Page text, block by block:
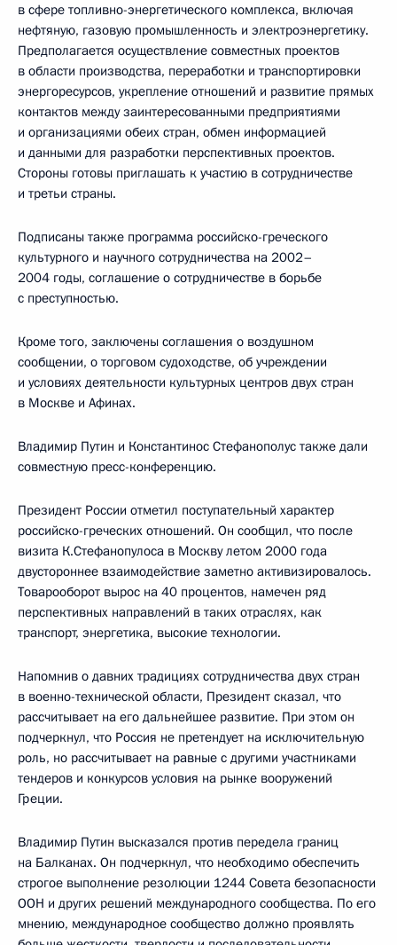
в сфере топливно-энергетического комплекса, включая
нефтяную, газовую промышленность и электроэнергетику.
Предполагается осуществление совместных проектов
в области производства, переработки и транспортировки
энергоресурсов, укрепление отношений и развитие прямых
контактов между заинтересованными предприятиями
и организациями обеих стран, обмен информацией
и данными для разработки перспективных проектов.
Стороны готовы приглашать к участию в сотрудничестве
и третьи страны.
Подписаны также программа российско-греческого
культурного и научного сотрудничества на 2002–
2004 годы, соглашение о сотрудничестве в борьбе
с преступностью.
Кроме того, заключены соглашения о воздушном
сообщении, о торговом судоходстве, об учреждении
и условиях деятельности культурных центров двух стран
в Москве и Афинах.
Владимир Путин и Константинос Стефанополус также дали
совместную пресс-конференцию.
Президент России отметил поступательный характер
российско-греческих отношений. Он сообщил, что после
визита К.Стефанопулоса в Москву летом 2000 года
двустороннее взаимодействие заметно активизировалось.
Товарооборот вырос на 40 процентов, намечен ряд
перспективных направлений в таких отраслях, как
транспорт, энергетика, высокие технологии.
Напомнив о давних традициях сотрудничества двух стран
в военно-технической области, Президент сказал, что
рассчитывает на его дальнейшее развитие. При этом он
подчеркнул, что Россия не претендует на исключительную
роль, но рассчитывает на равные с другими участниками
тендеров и конкурсов условия на рынке вооружений
Греции.
Владимир Путин высказался против передела границ
на Балканах. Он подчеркнул, что необходимо обеспечить
строгое выполнение резолюции 1244 Совета безопасности
ООН и других решений международного сообщества. По его
мнению, международное сообщество должно проявлять